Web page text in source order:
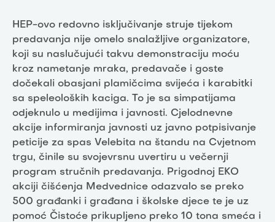
HEP-ovo redovno isključivanje struje tijekom
predavanja nije omelo snalažljive organizatore,
koji su naslučujući takvu demonstraciju moću
kroz nametanje mraka, predavače i goste
dočekali obasjani plamičcima svijeća i karabitki
sa speleoloških kaciga. To je sa simpatijama
odjeknulo u medijima i javnosti. Cjelodnevne
akcije informiranja javnosti uz javno potpisivanje
peticije za spas Velebita na štandu na Cvjetnom
trgu, činile su svojevrsnu uvertiru u večernji
program stručnih predavanja. Prigodnoj EKO
akciji čišćenja Medvednice odazvalo se preko
500 građanki i građana i školske djece te je uz
pomoć Čistoće prikupljeno preko 10 tona smeća i